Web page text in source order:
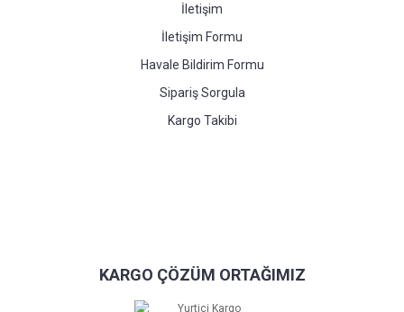
İletişim
İletişim Formu
Havale Bildirim Formu
Sipariş Sorgula
Kargo Takibi
KARGO ÇÖZÜM ORTAĞIMIZ